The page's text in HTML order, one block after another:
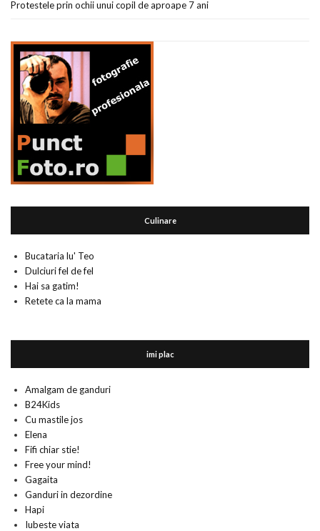
Protestele prin ochii unui copil de aproape 7 ani
Culinare
Bucataria lu' Teo
Dulciuri fel de fel
Hai sa gatim!
Retete ca la mama
imi plac
Amalgam de ganduri
B24Kids
Cu mastile jos
Elena
Fifi chiar stie!
Free your mind!
Gagaita
Ganduri in dezordine
Hapi
Iubeste viata